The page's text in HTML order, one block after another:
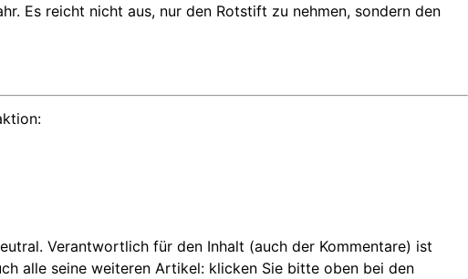
Es reicht nicht aus, nur den Rotstift zu nehmen, sondern den
Verantwortlich für den Inhalt (auch der Kommentare) ist
alle seine weiteren Artikel: klicken Sie bitte oben bei den